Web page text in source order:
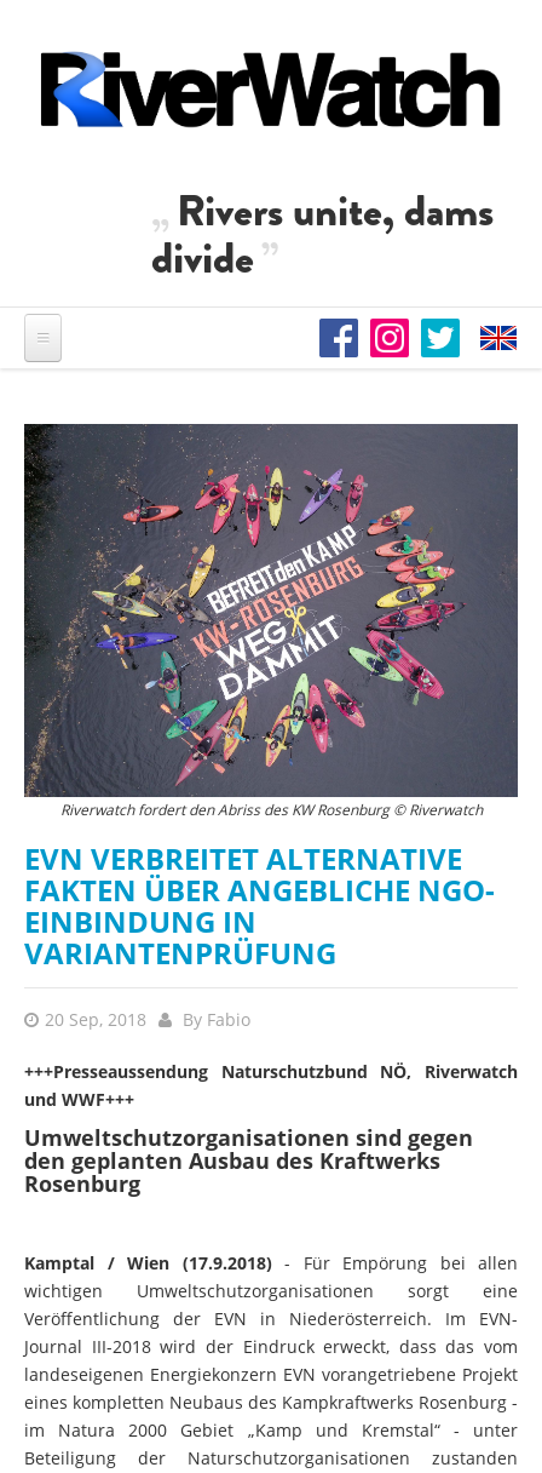
Rivers unite, dams
divide
Riverwatch fordert den Abriss des KW Rosenburg © Riverwatch
EVN VERBREITET ALTERNATIVE
FAKTEN ÜBER ANGEBLICHE NGO-
EINBINDUNG IN
VARIANTENPRÜFUNG
20 Sep, 2018 By Fabio
+++Presseaussendung Naturschutzbund NÖ, Riverwatch
und WWF+++
Umweltschutzorganisationen sind gegen
den geplanten Ausbau des Kraftwerks
Rosenburg
Kamptal / Wien (17.9.2018) - Für Empörung bei allen
wichtigen Umweltschutzorganisationen sorgt eine
Veröffentlichung der EVN in Niederösterreich. Im EVN-
Journal III-2018 wird der Eindruck erweckt, dass das vom
landeseigenen Energiekonzern EVN vorangetriebene Projekt
eines kompletten Neubaus des Kampkraftwerks Rosenburg -
im Natura 2000 Gebiet „Kamp und Kremstal“ - unter
Beteiligung der Naturschutzorganisationen zustanden